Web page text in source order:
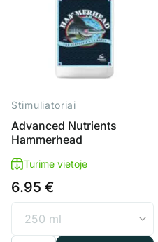
Stimuliatoriai
Advanced Nutrients
Hammerhead
Turime vietoje
6.95 €